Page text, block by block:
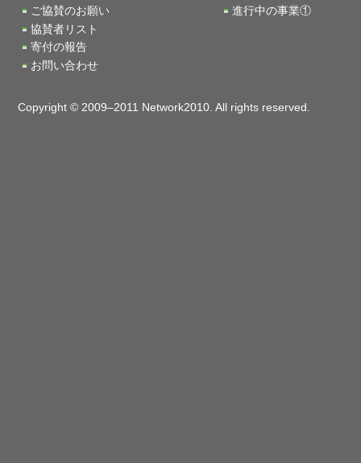
ご協賛のお願い
協賛者リスト
寄付の報告
お問い合わせ
進行中の事業①
Copyright © 2009–2011 Network2010. All rights reserved.